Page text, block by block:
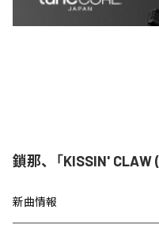
鎖那、「KISSIN' CLAW
新曲情報